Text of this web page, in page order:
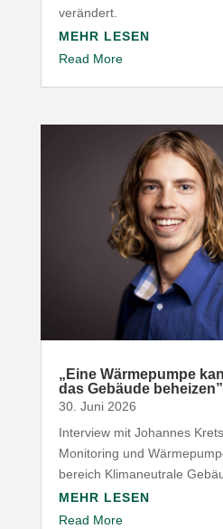
verändert.
MEHR LESEN
Read More
„ Eine Wärme­pumpe
das Gebäude beheizen”
30. Juni 2026
Interview mit Johannes
Moni­toring und
be­reich Klima­neu­trale
MEHR LESEN
Read More